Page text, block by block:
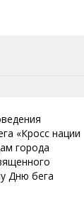
«Кросс нации
города
Дню бега